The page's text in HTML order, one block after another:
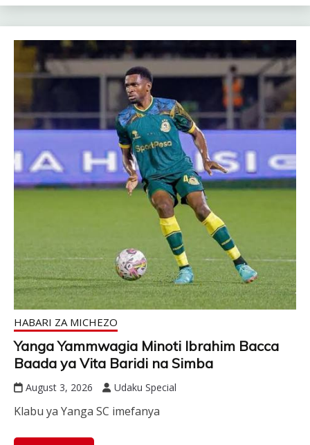
HABARI ZA MICHEZO
Yanga Yammwagia Minoti Ibrahim Bacca
Baada ya Vita Baridi na Simba
August 3, 2026 Udaku Special
Klabu ya Yanga SC imefanya